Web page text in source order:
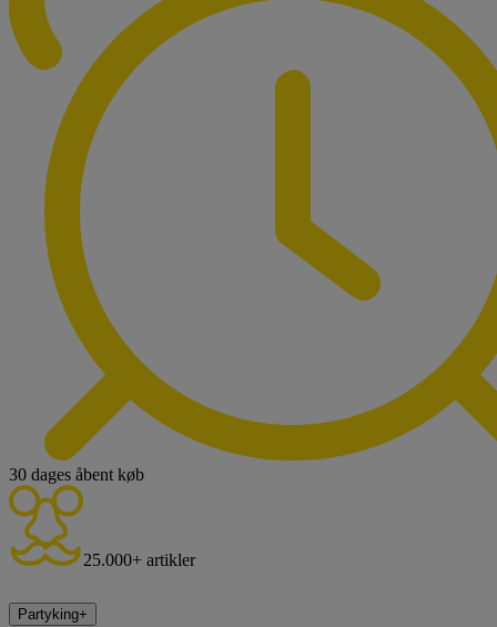
30 dages åbent køb
25.000+ artikler
Partyking+